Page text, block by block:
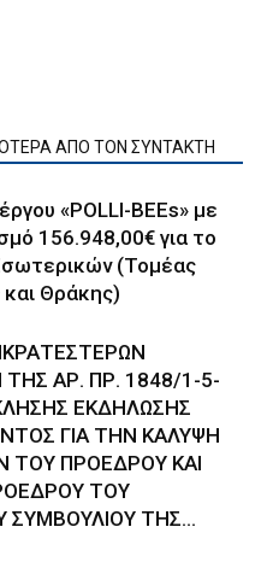
ΑΠΟ ΤΟΝ ΣΥΝΤΑΚΤΗ
«POLLI-BEEs» με
156.948,00€ για το
(Τομέας
Θράκης)
ΑΡ. ΠΡ. 1848/1-5-
ΕΚΔΗΛΩΣΗΣ
ΓΙΑ ΤΗΝ ΚΑΛΥΨΗ
ΤΟΥ ΠΡΟΕΔΡΟΥ ΚΑΙ
ΤΟΥ
ΣΥΜΒΟΥΛΙΟΥ ΤΗΣ...